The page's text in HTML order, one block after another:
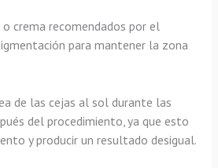
crema recomendados por el
para mantener la zona
de las cejas al sol durante las
del procedimiento, ya que esto
y producir un resultado desigual.